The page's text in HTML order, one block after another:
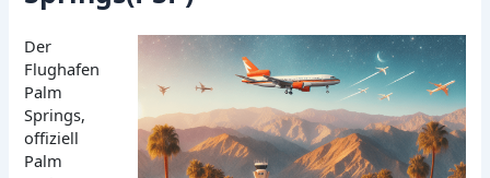
Der
Flughafen
Palm
Springs,
offiziell
Palm